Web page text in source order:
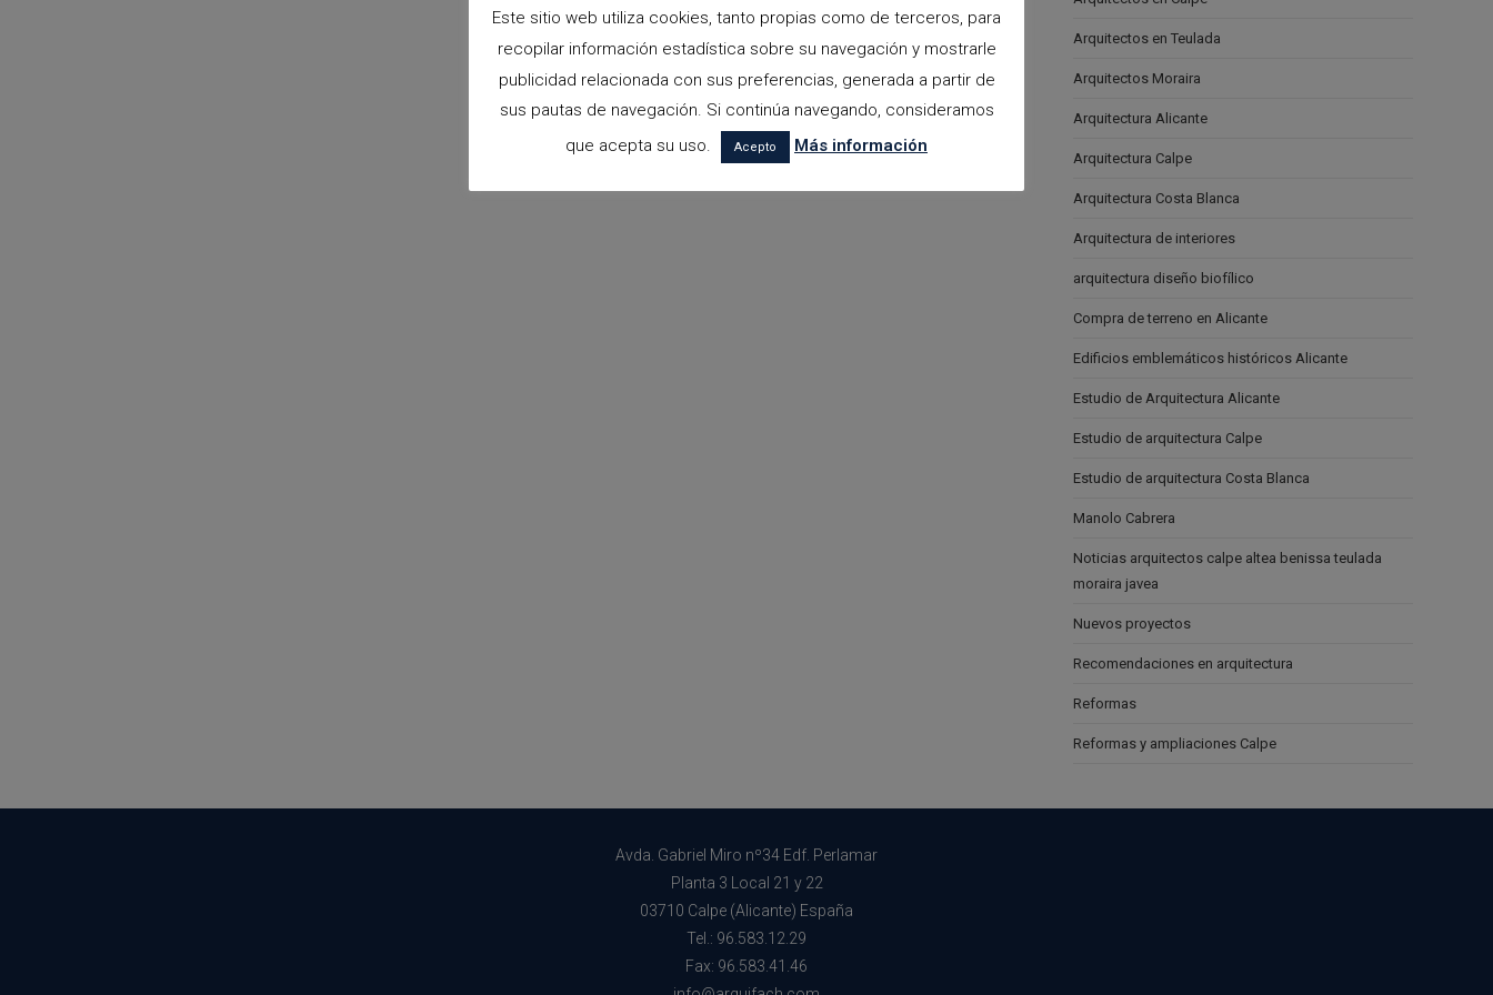
Arquitectos en Teulada
Arquitectos Moraira
Arquitectura Alicante
Arquitectura Calpe
Arquitectura Costa Blanca
Arquitectura de interiores
arquitectura diseño biofílico
Compra de terreno en Alicante
Edificios emblemáticos históricos Alicante
Estudio de Arquitectura Alicante
Estudio de arquitectura Calpe
Estudio de arquitectura Costa Blanca
Manolo Cabrera
Noticias arquitectos calpe altea benissa teulada
moraira javea
Nuevos proyectos
Recomendaciones en arquitectura
Reformas
Reformas y ampliaciones Calpe
Avda. Gabriel Miro nº34 Edf. Perlamar
Planta 3 Local 21 y 22
03710 Calpe (Alicante) España
Tel.: 96.583.12.29
Fax: 96.583.41.46
Este sitio web utiliza cookies, tanto propias como de terceros, para
recopilar información estadística sobre su navegación y mostrarle
publicidad relacionada con sus preferencias, generada a partir de
sus pautas de navegación. Si continúa navegando, consideramos
que acepta su uso.
Acepto Más información